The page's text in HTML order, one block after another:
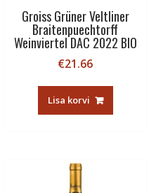
Groiss Grüner Veltliner
Braitenpuechtorff
Weinviertel DAC 2022 BIO
€21.66
Lisa korvi